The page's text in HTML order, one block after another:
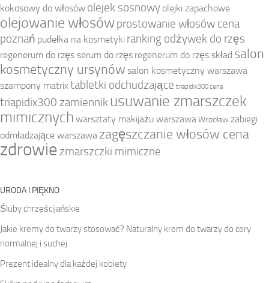
kokosowy do włosów olejek sosnowy olejki zapachowe
olejowanie włosówprostowanie włosów cena
poznań pudełka na kosmetyki ranking odżywek do rzęs
regenerum do rzęs serum do rzęs regenerum do rzęs skład salon
kosmetyczny ursynów salon kosmetyczny warszawa
szampony matrixtabletki odchudzające triapidix300 cena
triapidix300 zamiennikusuwanie zmarszczek
mimicznych warsztaty makijażu warszawa Wrocław zabiegi
odmładzające warszawa zagęszczanie włosów cena
zdrowiezmarszczki mimiczne
URODA I PIĘKNO
Śluby chrześcijańskie
Jakie kremy do twarzy stosować? Naturalny krem do twarzy do cery
normalnej i suchej
Prezent idealny dla każdej kobiety